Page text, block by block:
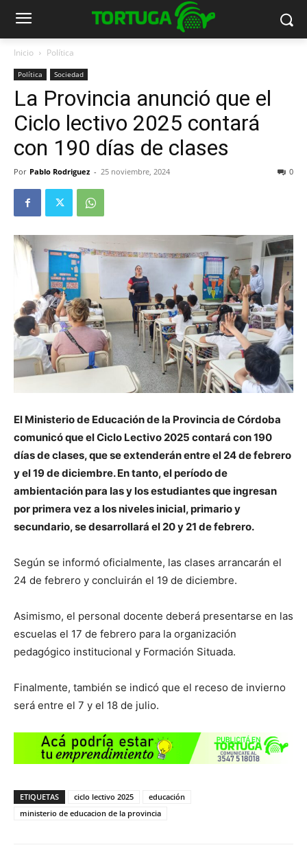
Inicio Política
Política Sociedad
La Provincia anunció que el
Ciclo lectivo 2025 contará
con 190 días de clases
Por Pablo Rodriguez - 25 noviembre, 2024 0
El Ministerio de Educación de la Provincia de Córdoba
comunicó que el Ciclo Lectivo 2025 contará con 190
días de clases, que se extenderán entre el 24 de febrero
y el 19 de diciembre. En tanto, el período de
ambientación para las y los estudiantes que ingresan
por primera vez a los niveles inicial, primario y
secundario, se desarrollará el 20 y 21 de febrero.
Según se informó oficialmente, las clases arrancarán el
24 de febrero y concluirán el 19 de diciembre.
Asimismo, el personal docente deberá presentarse en las
escuelas el 17 de febrero para la organización
pedagógico institucional y Formación Situada.
Finalmente, también se indicó que el receso de invierno
será entre el 7 y el 18 de julio.
ETIQUETAS ciclo lectivo 2025
educación
ministerio de educacion de la provincia